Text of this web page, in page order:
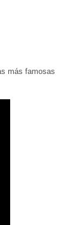
más famosas